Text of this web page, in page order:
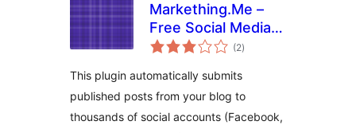
Markething.Me –
Free Social Media
Auto Submitter
(2საერთო
რეიტინგი
)
This plugin automatically submits
published posts from your blog to
thousands of social accounts (Facebook,